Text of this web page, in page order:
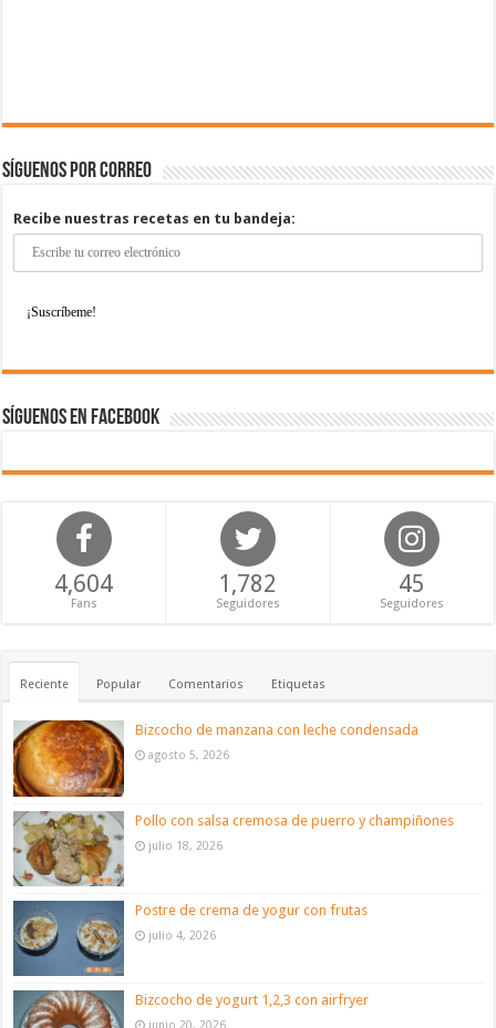
Síguenos por correo
Recibe nuestras recetas en tu bandeja:
Síguenos en Facebook
4,604
Fans
1,782
Seguidores
45
Seguidores
Reciente Popular Comentarios Etiquetas
Bizcocho de manzana con leche condensada
agosto 5, 2026
Pollo con salsa cremosa de puerro y champiñones
julio 18, 2026
Postre de crema de yogur con frutas
julio 4, 2026
Bizcocho de yogurt 1,2,3 con airfryer
junio 20, 2026